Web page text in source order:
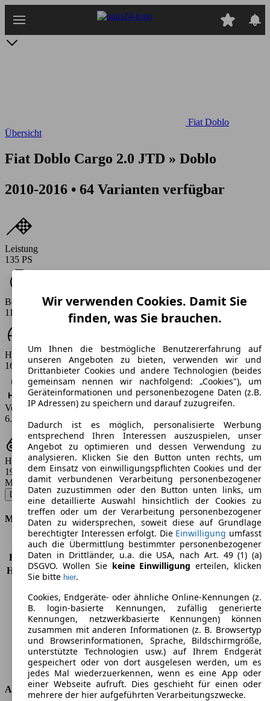
Hauptinhalt
Fiat Doblo
Übersicht
Fiat Doblo Cargo 2.0 JTD » Doblo
2010-2016 • 64 Varianten verfügbar
Leistung
135 PS
Beschleunigung (0-100 km/h)
11.3 s
Höchstgeschwindigkeit (km/h)
163 - 179 km/h
Verbrauch
6.5 - 7.8 l/100km
Hubraum
1956 ccm
Modellbezeichnung:
Doblo Cargo WORK UP - 99 KW (135 PS) (2015/01 - 2016/05)▼
Motor & Leistung
KW (PS)
99 kW (135 PS)
Beschleunigung (0-100 km/h) 11,3s
Höchstgeschwindigkeit (km/h) 163 km/h
Drehmoment
320 nm
Hubraum
1956 ccm
Kraftstoff
Diesel
Zylinder
4
Getriebe
Schaltgetriebe
Antriebsart
Vorderradantrieb
Abmessungen
Wir verwenden Cookies. Damit Sie
finden, was Sie brauchen.
Um Ihnen die bestmögliche Benutzererfahrung auf
unseren Angeboten zu bieten, verwenden wir und
Drittanbieter Cookies und andere Technologien (beides
gemeinsam nennen wir nachfolgend: „Cookies"), um
Geräteinformationen und personenbezogene Daten (z.B.
IP Adressen) zu speichern und darauf zuzugreifen.
Dadurch ist es möglich, personalisierte Werbung
entsprechend Ihren Interessen auszuspielen, unser
Angebot zu optimieren und dessen Verwendung zu
analysieren. Klicken Sie den Button unten rechts, um
dem Einsatz von einwilligungspflichten Cookies und der
damit verbundenen Verarbeitung personenbezogener
Daten zuzustimmen oder den Button unten links, um
eine detaillierte Auswahl hinsichtlich der Cookies zu
treffen oder um der Verarbeitung personenbezogener
Daten zu widersprechen, soweit diese auf Grundlage
berechtigter Interessen erfolgt. Die Einwilligung umfasst
auch die Übermittlung bestimmter personenbezogener
Daten in Drittländer, u.a. die USA, nach Art. 49 (1) (a)
DSGVO. Wollen Sie keine Einwilligung erteilen, klicken
Sie bitte hier.
Cookies, Endgeräte- oder ähnliche Online-Kennungen (z.
B. login-basierte Kennungen, zufällig generierte
Kennungen, netzwerkbasierte Kennungen) können
zusammen mit anderen Informationen (z. B. Browsertyp
und Browserinformationen, Sprache, Bildschirmgröße,
unterstützte Technologien usw.) auf Ihrem Endgerät
gespeichert oder von dort ausgelesen werden, um es
jedes Mal wiederzuerkennen, wenn es eine App oder
einer Webseite aufruft. Dies geschieht für einen oder
mehrere der hier aufgeführten Verarbeitungszwecke.